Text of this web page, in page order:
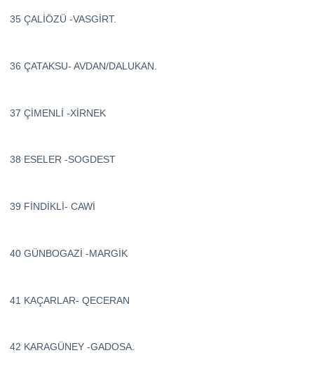
35 ÇALİÖZÜ -VASGİRT.
36 ÇATAKSU- AVDAN/DALUKAN.
37 ÇİMENLİ -XİRNEK
38 ESELER -SOGDEST
39 FİNDİKLİ- CAWİ
40 GÜNBOGAZİ -MARGİK
41 KAÇARLAR- QECERAN
42 KARAGÜNEY -GADOSA.